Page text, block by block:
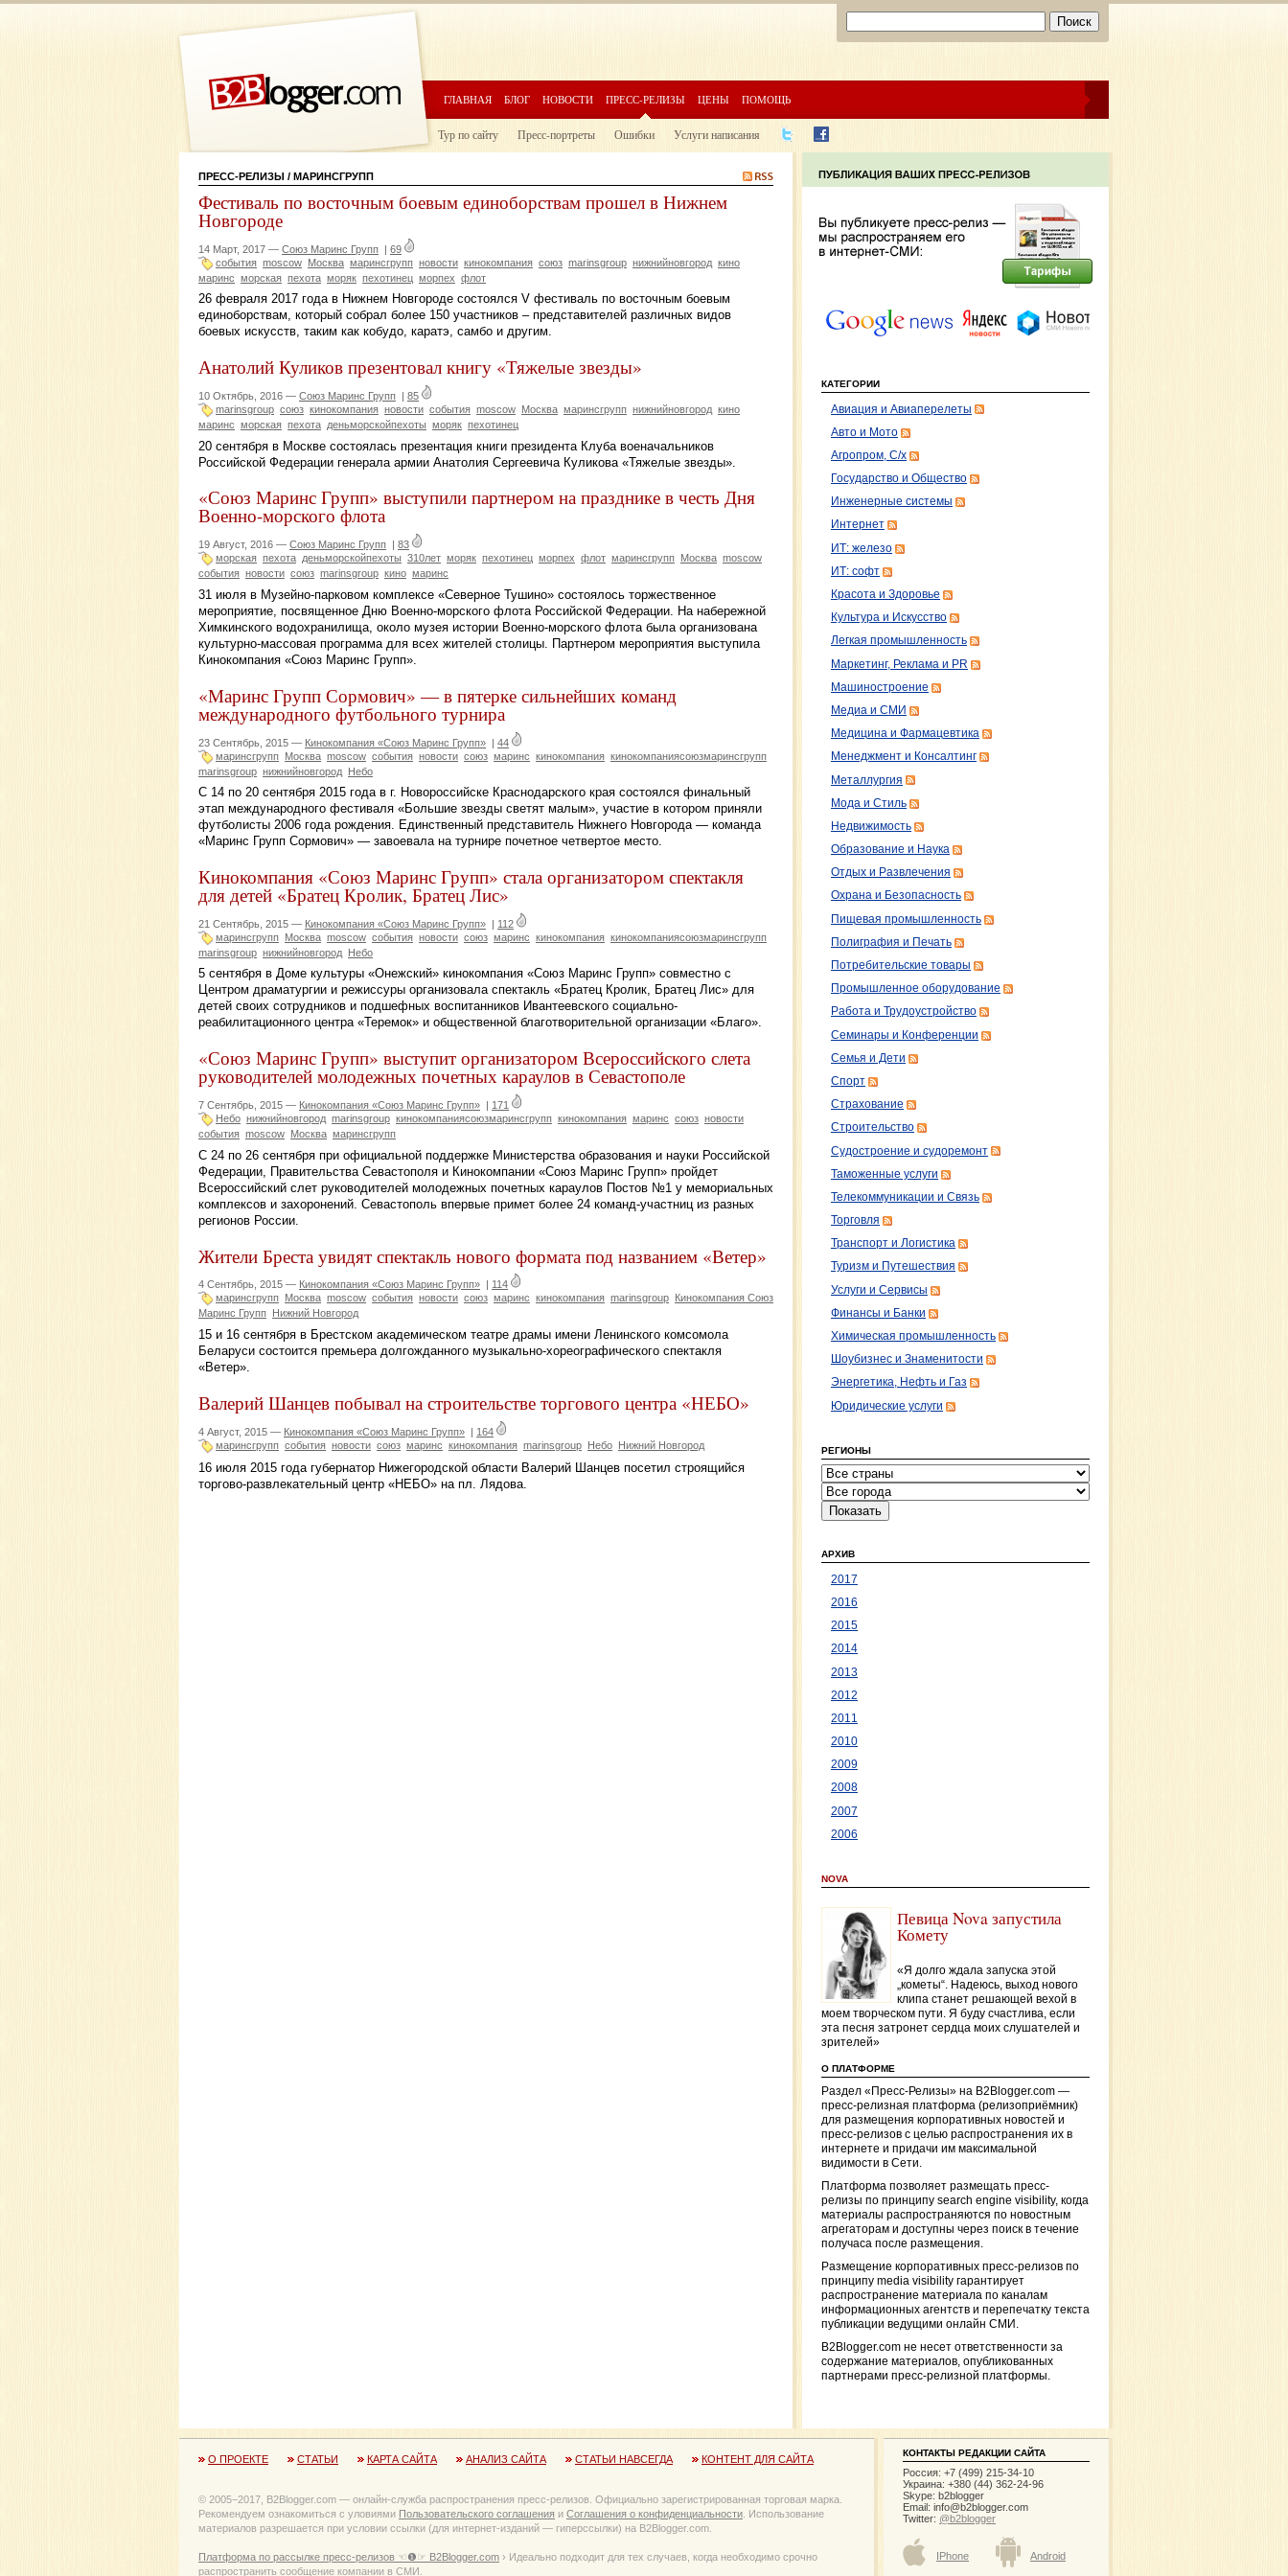
ГЛАВНАЯ БЛОГ НОВОСТИ ПРЕСС-РЕЛИЗЫ ЦЕНЫ ПОМОЩЬ
Тур по сайту Пресс-портреты Ошибки Услуги написания
ПРЕСС-РЕЛИЗЫ / МАРИНСГРУПП
Фестиваль по восточным боевым единоборствам прошел в Нижнем
Новгороде
14 Март, 2017 — Союз Маринс Групп | 69
события moscow Москва маринсгрупп новости кинокомпания союз marinsgroup нижнийновгород кино
маринс морская пехота моряк пехотинец морпех флот
26 февраля 2017 года в Нижнем Новгороде состоялся V фестиваль по восточным боевым
единоборствам, который собрал более 150 участников – представителей различных видов
боевых искусств, таким как кобудо, каратэ, самбо и другим.
Анатолий Куликов презентовал книгу «Тяжелые звезды»
10 Октябрь, 2016 — Союз Маринс Групп | 85
marinsgroup союз кинокомпания новости события moscow Москва маринсгрупп нижнийновгород кино
маринс морская пехота деньморскойпехоты моряк пехотинец
20 сентября в Москве состоялась презентация книги президента Клуба военачальников
Российской Федерации генерала армии Анатолия Сергеевича Куликова «Тяжелые звезды».
«Союз Маринс Групп» выступили партнером на празднике в честь Дня
Военно-морского флота
19 Август, 2016 — Союз Маринс Групп
83
морская пехота деньморскойпехоты 310лет моряк пехотинец морпех флот маринсгрупп Москва moscow
события новости союз marinsgroup кино маринс
31 июля в Музейно-парковом комплексе «Северное Тушино» состоялось торжественное
мероприятие, посвященное Дню Военно-морского флота Российской Федерации. На набережной
Химкинского водохранилища, около музея истории Военно-морского флота была организована
культурно-массовая программа для всех жителей столицы. Партнером мероприятия выступила
Кинокомпания «Союз Маринс Групп».
«Маринс Групп Сормович» — в пятерке сильнейших команд
международного футбольного турнира
23 Сентябрь, 2015 — Кинокомпания «Союз Маринс Групп» | 44
маринсгрупп Москва moscow события новости союз маринс кинокомпания кинокомпаниясоюзмаринсгрупп
marinsgroup нижнийновгород Небо
C 14 по 20 сентября 2015 года в г. Новороссийске Краснодарского края состоялся финальный
этап международного фестиваля «Большие звезды светят малым», участие в котором приняли
футболисты 2006 года рождения. Единственный представитель Нижнего Новгорода — команда
«Маринс Групп Сормович» — завоевала на турнире почетное четвертое место.
Кинокомпания «Союз Маринс Групп» стала организатором спектакля
для детей «Братец Кролик, Братец Лис»
21 Сентябрь, 2015 — Кинокомпания «Союз Маринс Групп» | 112
маринсгрупп Москва moscow события новости союз маринс кинокомпания кинокомпаниясоюзмаринсгрупп
marinsgroup нижнийновгород Небо
5 сентября в Доме культуры «Онежский» кинокомпания «Союз Маринс Групп» совместно с
Центром драматургии и режиссуры организовала спектакль «Братец Кролик, Братец Лис» для
детей своих сотрудников и подшефных воспитанников Ивантеевского социально-
реабилитационного центра «Теремок» и общественной благотворительной организации «Благо».
«Союз Маринс Групп» выступит организатором Всероссийского слета
руководителей молодежных почетных караулов в Севастополе
7 Сентябрь, 2015 — Кинокомпания «Союз Маринс Групп» | 171
Небо нижнийновгород marinsgroup кинокомпаниясоюзмаринсгрупп кинокомпания маринс союз новости
события moscow Москва маринсгрупп
С 24 по 26 сентября при официальной поддержке Министерства образования и науки Российской
Федерации, Правительства Севастополя и Кинокомпании «Союз Маринс Групп» пройдет
Всероссийский слет руководителей молодежных почетных караулов Постов №1 у мемориальных
комплексов и захоронений. Севастополь впервые примет более 24 команд-участниц из разных
регионов России.
Жители Бреста увидят спектакль нового формата под названием «Ветер»
4 Сентябрь, 2015 — Кинокомпания «Союз Маринс Групп»
114
маринсгрупп Москва moscow события новости союз маринс кинокомпания marinsgroup
Кинокомпания Союз
Маринс Групп
Нижний Новгород
15 и 16 сентября в Брестском академическом театре драмы имени Ленинского комсомола
Беларуси состоится премьера долгожданного музыкально-хореографического спектакля
«Ветер».
Валерий Шанцев побывал на строительстве торгового центра «НЕБО»
4 Август, 2015 — Кинокомпания «Союз Маринс Групп» | 164
маринсгрупп события новости союз маринс кинокомпания marinsgroup Небо Нижний Новгород
16 июля 2015 года губернатор Нижегородской области Валерий Шанцев посетил строящийся
торгово-развлекательный центр «НЕБО» на пл. Лядова.
КАТЕГОРИИ
Авиация и Авиаперелеты
Авто и Мото
Агропром, С/х
Государство и Общество
Инженерные системы
Интернет
ИТ: железо
ИТ: софт
Красота и Здоровье
Культура и Искусство
Легкая промышленность
Маркетинг, Реклама и PR
Машиностроение
Медиа и СМИ
Медицина и Фармацевтика
Менеджмент и Консалтинг
Металлургия
Мода и Стиль
Недвижимость
Образование и Наука
Отдых и Развлечения
Охрана и Безопасность
Пищевая промышленность
Полиграфия и Печать
Потребительские товары
Промышленное оборудование
Работа и Трудоустройство
Семинары и Конференции
Семья и Дети
Спорт
Страхование
Строительство
Судостроение и судоремонт
Таможенные услуги
Телекоммуникации и Связь
Торговля
Транспорт и Логистика
Туризм и Путешествия
Услуги и Сервисы
Финансы и Банки
Химическая промышленность
Шоубизнес и Знаменитости
Энергетика, Нефть и Газ
Юридические услуги
РЕГИОНЫ
АРХИВ
2017
2016
2015
2014
2013
2012
2011
2010
2009
2008
2007
2006
NOVA
Певица Nova запустила
Комету
«Я долго ждала запуска этой
„кометы“. Надеюсь, выход нового
клипа станет решающей вехой в
моем творческом пути. Я буду счастлива, если
эта песня затронет сердца моих слушателей и
зрителей»
О ПЛАТФОРМЕ
Раздел «Пресс-Релизы» на B2Blogger.com —
пресс-релизная платформа (релизоприёмник)
для размещения корпоративных новостей и
пресс-релизов с целью распространения их в
интернете и придачи им максимальной
видимости в Сети.
Платформа позволяет размещать пресс-
релизы по принципу search engine visibility, когда
материалы распространяются по новостным
агрегаторам и доступны через поиск в течение
получаса после размещения.
Размещение корпоративных пресс-релизов по
принципу media visibility гарантирует
распространение материала по каналам
информационных агентств и перепечатку текста
публикации ведущими онлайн СМИ.
B2Blogger.com не несет ответственности за
содержание материалов, опубликованных
партнерами пресс-релизной платформы.
О ПРОЕКТЕ СТАТЬИ КАРТА САЙТА АНАЛИЗ САЙТА СТАТЬИ НАВСЕГДА КОНТЕНТ ДЛЯ САЙТА
© 2005−2017, B2Blogger.com — онлайн-служба распространения пресс-релизов. Официально зарегистрированная торговая марка.
Рекомендуем ознакомиться с уловиями Пользовательского соглашения и Соглашения о конфиденциальности . Использование
материалов разрешается при условии ссылки (для интернет-изданий — гиперссылки) на B2Blogger.com.
Платформа по рассылке пресс-релизов ☜❶☞ B2Blogger.com › Идеально подходит для тех случаев, когда необходимо срочно
распространить сообщение компании в СМИ.
КОНТАКТЫ РЕДАКЦИИ САЙТА
Россия: +7 (499) 215-34-10
Украина: +380 (44) 362-24-96
Skype: b2blogger
Email: info@b2blogger.com
Twitter: @b2blogger
IPhone Android